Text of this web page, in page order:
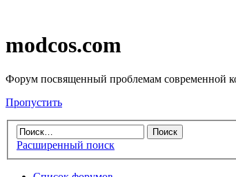
modcos.com
Форум посвященный проблемам современной
Пропустить
Расширенный поиск